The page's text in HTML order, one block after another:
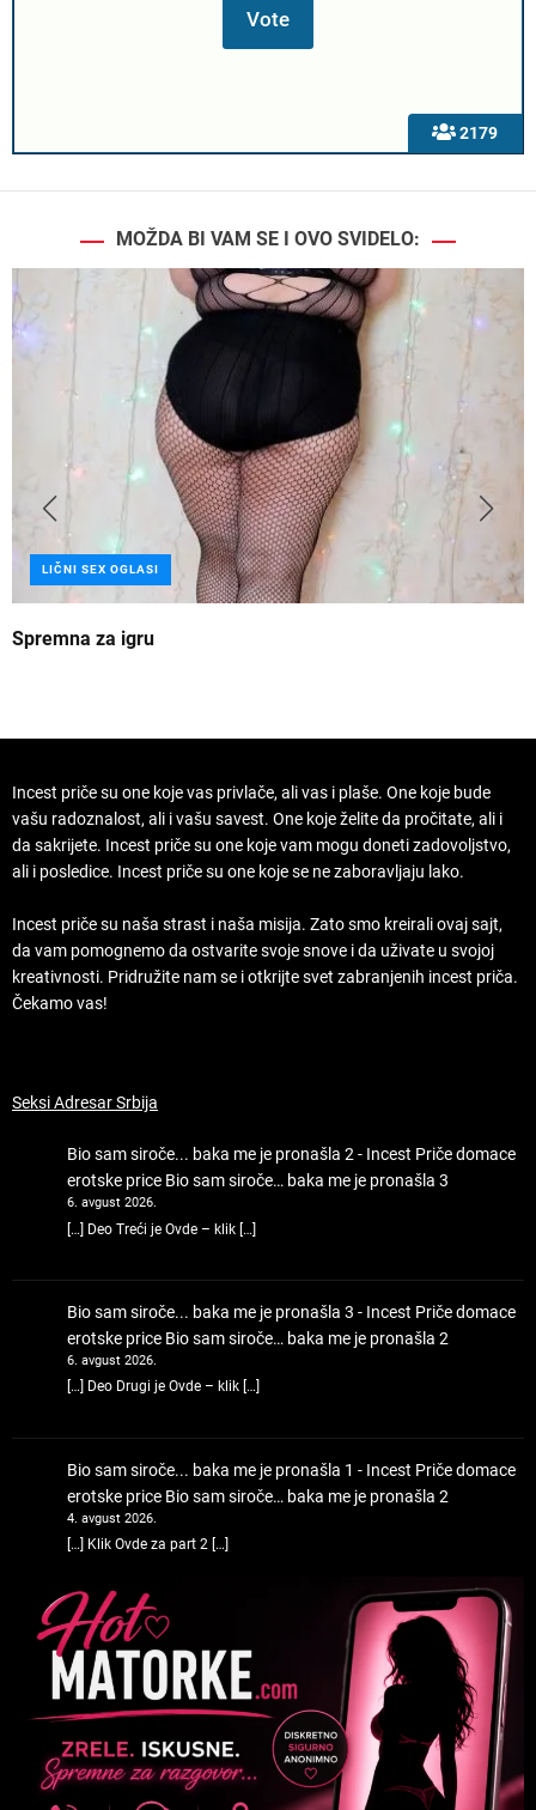
2179
MOŽDA BI VAM SE I OVO SVIDELO:
LIČNI SEX OGLASI
Spremna za igru
Incest priče su one koje vas privlače, ali vas i plaše. One koje bude
vašu radoznalost, ali i vašu savest. One koje želite da pročitate, ali i
da sakrijete. Incest priče su one koje vam mogu doneti zadovoljstvo,
ali i posledice. Incest priče su one koje se ne zaboravljaju lako.
Incest priče su naša strast i naša misija. Zato smo kreirali ovaj sajt,
da vam pomognemo da ostvarite svoje snove i da uživate u svojoj
kreativnosti. Pridružite nam se i otkrijte svet zabranjenih incest priča.
Čekamo vas!
Seksi Adresar Srbija
Bio sam siroče... baka me je pronašla 2 - Incest Priče domace
erotske price Bio sam siroče… baka me je pronašla 3
6. avgust 2026.
[…] Deo Treći je Ovde – klik […]
Bio sam siroče... baka me je pronašla 3 - Incest Priče domace
erotske price Bio sam siroče… baka me je pronašla 2
6. avgust 2026.
[…] Deo Drugi je Ovde – klik […]
Bio sam siroče... baka me je pronašla 1 - Incest Priče domace
erotske price Bio sam siroče… baka me je pronašla 2
4. avgust 2026.
[…] Klik Ovde za part 2 […]